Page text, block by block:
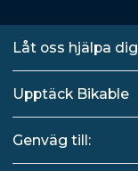
Låt oss hjälpa dig
Upptäck Bikable
Genväg till: